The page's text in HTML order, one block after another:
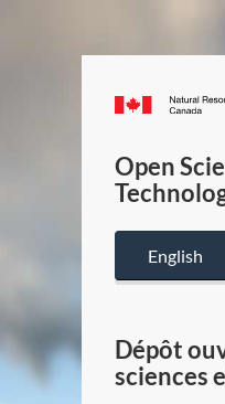
Open
English
Dépôt
sciences